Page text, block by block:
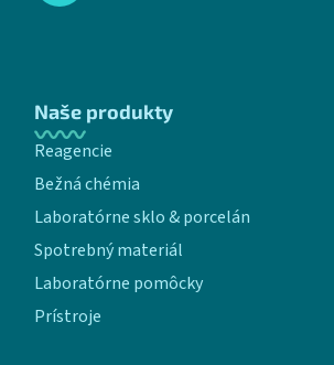
Naše produkty
Reagencie
Bežná chémia
Laboratórne sklo & porcelán
Spotrebný materiál
Laboratórne pomôcky
Prístroje